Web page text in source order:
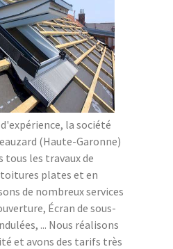
la société
(Haute-Garonne)
tous les travaux de
plates et en
de nombreux services
Écran de sous-
... Nous réalisons
et avons des tarifs très